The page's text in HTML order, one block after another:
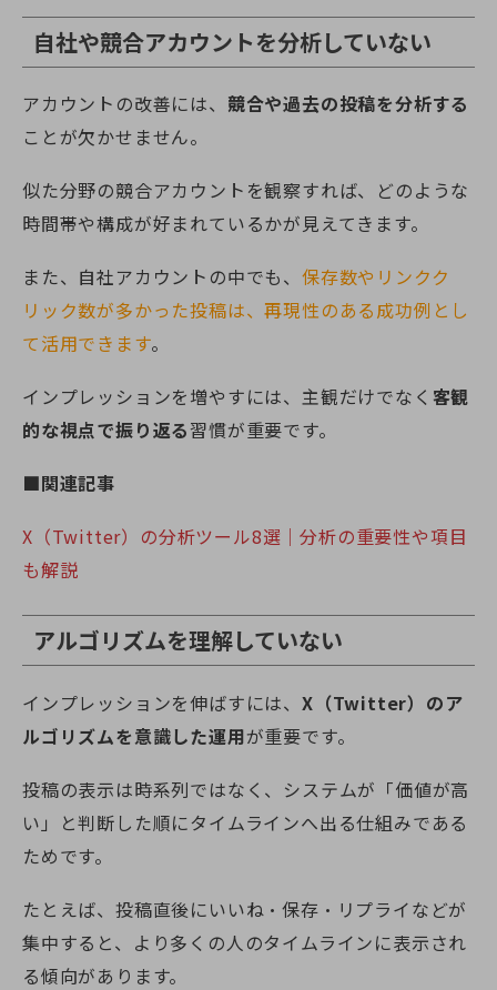
自社や競合アカウントを分析していない
アカウントの改善には、 競合や過去の投稿を分析する
ことが欠かせません。
似た分野の競合アカウントを観察すれば、どのような
時間帯や構成が好まれているかが見えてきます。
また、自社アカウントの中でも、 保存数やリンクク
リック数が多かった投稿は、再現性のある成功例とし
て活用できます。
インプレッションを増やすには、主観だけでなく 客観
的な視点で振り返る習慣が重要です。
■関連記事
X（Twitter）の分析ツール8選｜分析の重要性や項目
も解説
アルゴリズムを理解していない
インプレッションを伸ばすには、 X（Twitter）のア
ルゴリズムを意識した運用が重要です。
投稿の表示は時系列ではなく、システムが「価値が高
い」と判断した順にタイムラインへ出る仕組みである
ためです。
たとえば、投稿直後にいいね・保存・リプライなどが
集中すると、より多くの人のタイムラインに表示され
る傾向があります。